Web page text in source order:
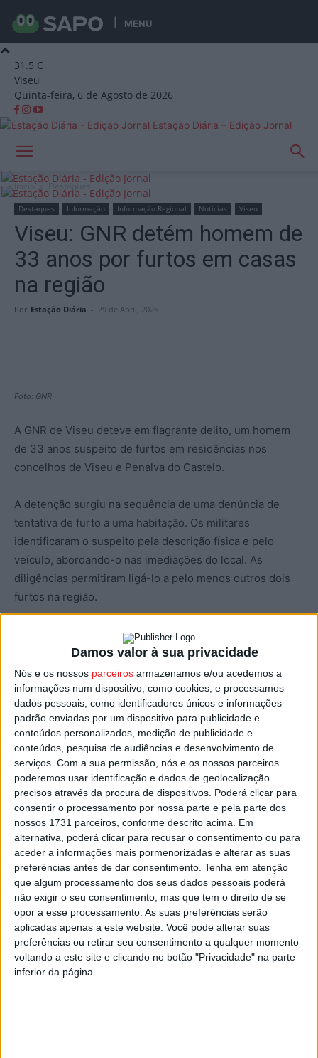
Damos valor à sua privacidade
Nós e os nossos parceiros armazenamos e/ou acedemos a
informações num dispositivo, como cookies, e processamos
dados pessoais, como identificadores únicos e informações
padrão enviadas por um dispositivo para publicidade e
conteúdos personalizados, medição de publicidade e
conteúdos, pesquisa de audiências e desenvolvimento de
serviços. Com a sua permissão, nós e os nossos parceiros
poderemos usar identificação e dados de geolocalização
precisos através da procura de dispositivos. Poderá clicar para
consentir o processamento por nossa parte e pela parte dos
nossos 1731 parceiros, conforme descrito acima. Em
alternativa, poderá clicar para recusar o consentimento ou para
aceder a informações mais pormenorizadas e alterar as suas
preferências antes de dar consentimento. Tenha em atenção
que algum processamento dos seus dados pessoais poderá
não exigir o seu consentimento, mas que tem o direito de se
opor a esse processamento. As suas preferências serão
aplicadas apenas a este website. Você pode alterar suas
preferências ou retirar seu consentimento a qualquer momento
voltando a este site e clicando no botão "Privacidade" na parte
inferior da página.
MENU
31.5 C
Viseu
Quinta-feira, 6 de Agosto de 2026
Estação Diária – Edição Jornal
Início Destaques
Destaques Informação Informação Regional Notícias Viseu
Viseu: GNR detém homem de
33 anos por furtos em casas
na região
Por Estação Diária - 29 de Abril, 2026
Foto: GNR
A GNR de Viseu deteve em flagrante delito, um homem
de 33 anos suspeito de furtos em residências nos
concelhos de Viseu e Penalva do Castelo.
A detenção surgiu na sequência de uma denúncia de
tentativa de furto a uma habitação. Os militares
identificaram o suspeito pela descrição física e pelo
veículo, abordando-o nas imediações do local. As
diligências permitiram ligá-lo a pelo menos outros dois
furtos na região.
Na operação foram apreendidos três relógios de pulso,
três colares, uma peça de joalharia, dois terços, três
ponteiros em ferro, um pé de cabra, dois pares de luvas e
um gorro.
O suspeito foi detido e o caso remetido ao Tribunal
Judicial de Viseu.
Foto: GNR
Esta e outras notícias para ouvir na Estação Diária – 96.8
FM ou em www.968.fm
Pub
TAGS GNR Viseu